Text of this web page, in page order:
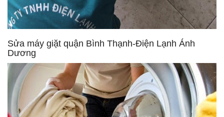
Sửa máy giặt quận Bình Thạnh-Điện Lạnh Ánh
Dương